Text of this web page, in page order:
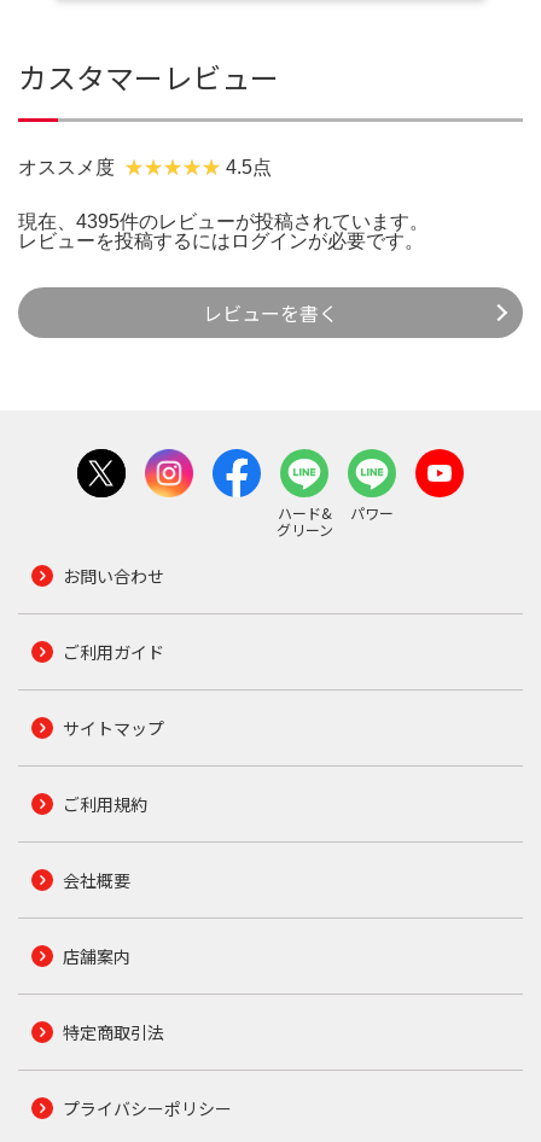
カスタマーレビュー
オススメ度 4.5点
現在、4395件のレビューが投稿されています。
レビューを投稿するには ログインが必要です。
レビューを書く
ハード&
グリーン
パワー
お問い合わせ
ご利用ガイド
サイトマップ
ご利用規約
会社概要
店舗案内
特定商取引法
プライバシーポリシー